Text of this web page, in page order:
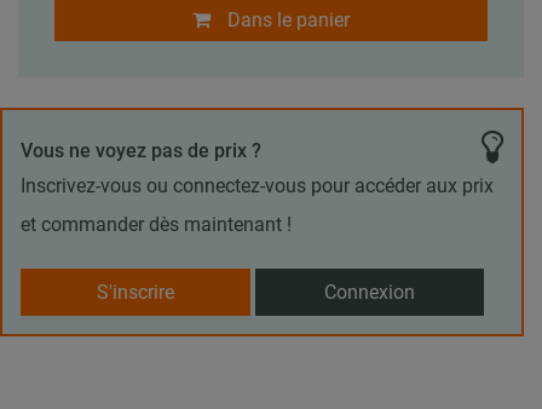
Dans le panier
Vous ne voyez pas de prix ?
Inscrivez-vous ou connectez-vous pour accéder aux prix
et commander dès maintenant !
S'inscrire Connexion